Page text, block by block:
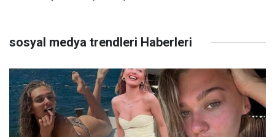
sosyal medya trendleri Haberleri